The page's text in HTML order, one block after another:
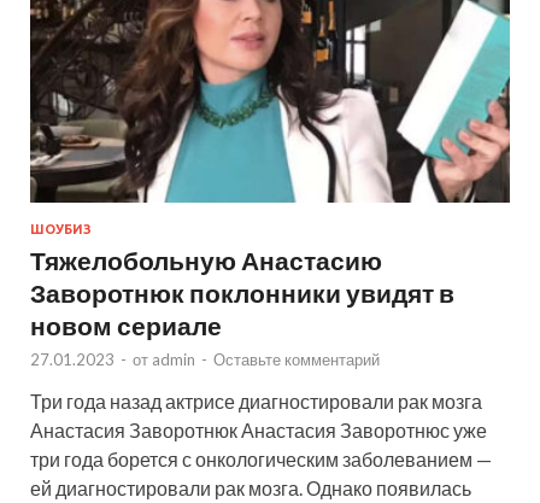
ШОУБИЗ
Тяжелобольную Анастасию
Заворотнюк поклонники увидят в
новом сериале
27.01.2023 - от admin - Оставьте комментарий
Три года назад актрисе диагностировали рак мозга
Анастасия Заворотнюк Анастасия Заворотнюс уже
три года борется с онкологическим заболеванием —
ей диагностировали рак мозга. Однако появилась